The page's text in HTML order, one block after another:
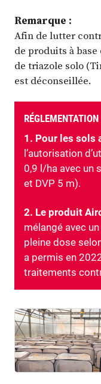
Remarque :
Afin de lutter
de produits à
de triazole solo
est déconseillée.
RÉGLEMENTATION
1. Pour les sols
l’autorisation
0,9 l/ha avec un
et DVP 5 m).
2. Le produit
mélangé avec
pleine dose
a permis en
traitements